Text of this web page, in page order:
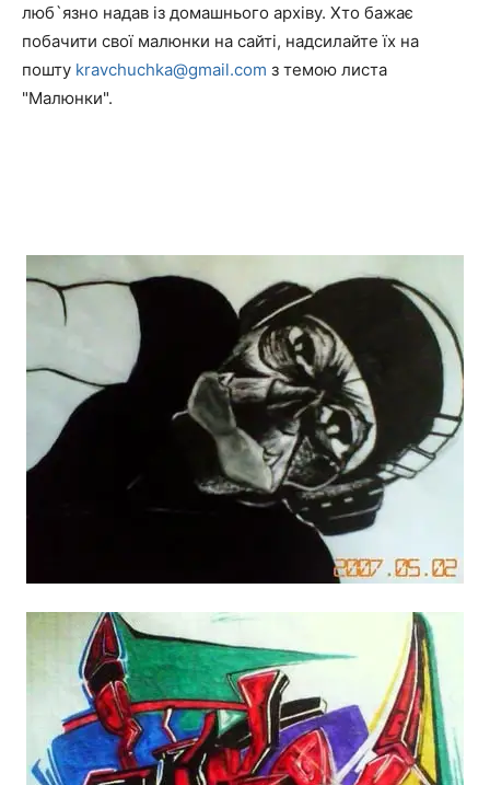
люб`язно надав із домашнього архіву. Хто бажає
побачити свої малюнки на сайті, надсилайте їх на
пошту kravchuchka@gmail.com з темою листа
"Малюнки".